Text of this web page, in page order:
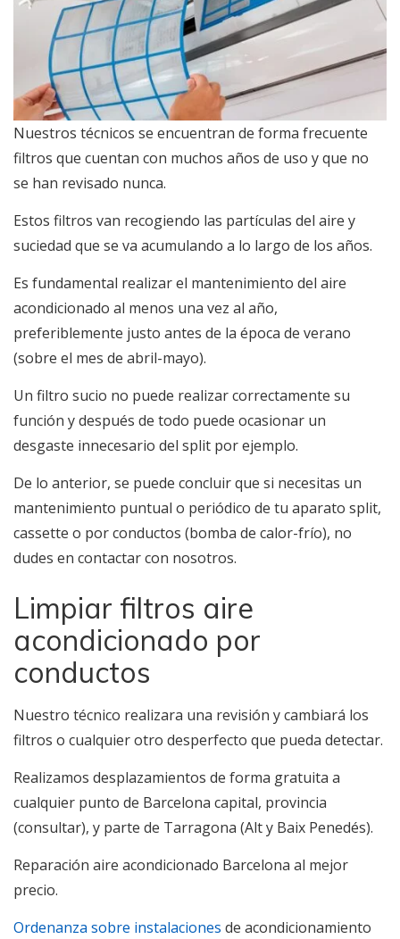
Nuestros técnicos se encuentran de forma frecuente
filtros que cuentan con muchos años de uso y que no
se han revisado nunca.
Estos filtros van recogiendo las partículas del aire y
suciedad que se va acumulando a lo largo de los años.
Es fundamental realizar el mantenimiento del aire
acondicionado al menos una vez al año,
preferiblemente justo antes de la época de verano
(sobre el mes de abril-mayo).
Un filtro sucio no puede realizar correctamente su
función y después de todo puede ocasionar un
desgaste innecesario del split por ejemplo.
De lo anterior, se puede concluir que si necesitas un
mantenimiento puntual o periódico de tu aparato split,
cassette o por conductos (bomba de calor-frío), no
dudes en contactar con nosotros.
Limpiar filtros aire
acondicionado por
conductos
Nuestro técnico realizara una revisión y cambiará los
filtros o cualquier otro desperfecto que pueda detectar.
Realizamos desplazamientos de forma gratuita a
cualquier punto de Barcelona capital, provincia
(consultar), y parte de Tarragona (Alt y Baix Penedés).
Reparación aire acondicionado Barcelona al mejor
precio.
Ordenanza sobre instalaciones de acondicionamiento